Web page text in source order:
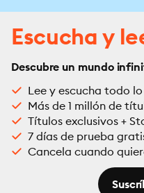
Escucha y
Descubre un mundo
Lee y escucha todo
Más de 1 millón de
Títulos exclusivos +
7 días de prueba
Cancela cuando